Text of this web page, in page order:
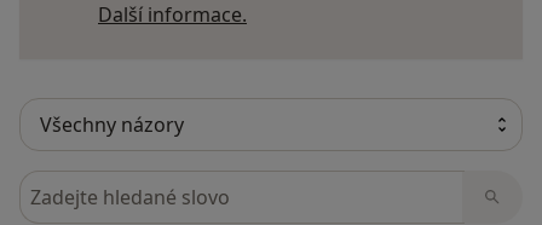
Další informace.
Hledejte v názorech